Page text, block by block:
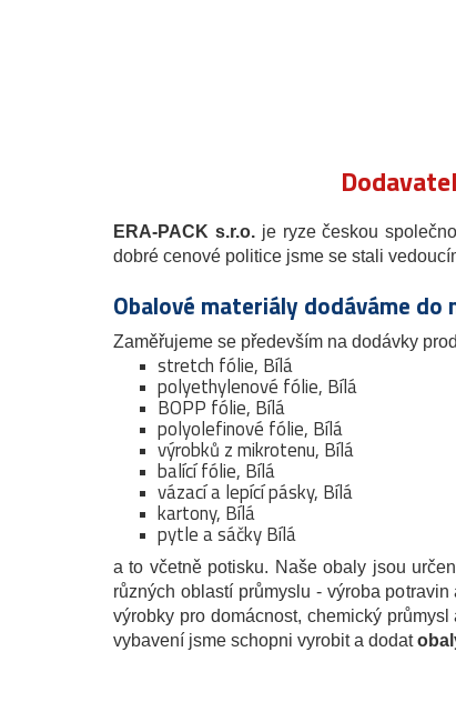
ERA-PACK s.r.o.je ryze českou
dobré cenové politice jsme se stali
Obalové materiály dodáváme do
Zaměřujeme se především na dodávky
stretch fólie, Bílá
polyethylenové fólie, Bílá
BOPP fólie, Bílá
polyolefinové fólie, Bílá
výrobků z mikrotenu, Bílá
balící fólie, Bílá
vázací a lepící pásky, Bílá
kartony, Bílá
pytle a sáčky Bílá
a to včetně potisku. Naše obaly jsou
různých oblastí průmyslu - výroba
výrobky pro domácnost, chemický
vybavení jsme schopni vyrobit a dodat